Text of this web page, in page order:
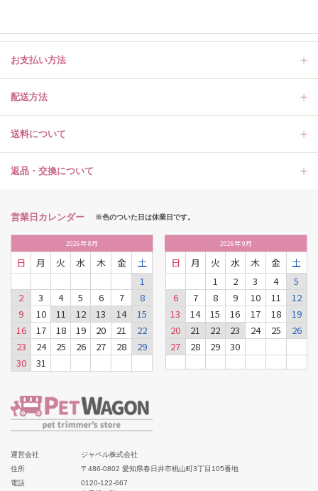
お支払い方法
配送方法
送料について
返品・交換について
営業日カレンダー ※色のついた日は休業日です。
2026年8月
日 月 火 水 木 金
土
1
2
3 4 5 6 7
8
9
10 11 12 13 14
15
16
17 18 19 20 21
22
23
24 25 26 27 28
29
30
31
2026年9月
日 月 火 水 木 金
土
1
2 3 4
5
6
7 8 9 10 11
12
13
14 15 16 17 18
19
20
21 22 23 24 25
26
27
28 29 30
運営会社
ジャペル株式会社
住所
〒486-0802 愛知県春日井市桃山町3丁目105番地
電話
0120-122-667